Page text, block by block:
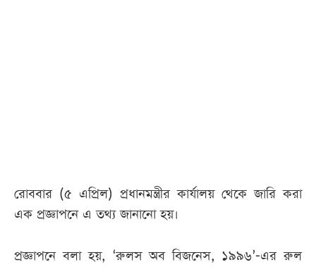
রোববার (৫ এপ্রিল) প্রধানমন্ত্রীর কার্যালয় থেকে জারি করা
এক প্রজ্ঞাপনে এ তথ্য জানানো হয়।
প্রজ্ঞাপনে বলা হয়, ‘রুলস অব বিজনেস, ১৯৯৬’-এর রুল